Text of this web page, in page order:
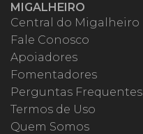
MIGALHEIRO
Central do Migalheiro
Fale Conosco
Apoiadores
Fomentadores
Perguntas Frequentes
Termos de Uso
Quem Somos